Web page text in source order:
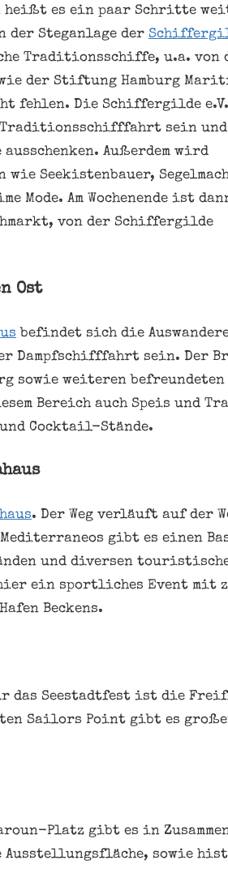
heißt es ein paar Schritte
der Steganlage der
Traditionsschiffe, u.a. von
der Stiftung Hamburg
fehlen. Die Schiffergilde e.V.
Traditionsschifffahrt sein
Außerdem wird
wie Seekistenbauer,
Mode. Am Wochenende ist
von der Schiffergilde
Ost
befindet sich die
Dampfschifffahrt sein. Der
sowie weiteren
Bereich auch Speis und
Cocktail-Stände.
. Der Weg verläuft auf der
Mediterraneos gibt es einen
und diversen
ein sportliches Event mit
Beckens.
Seestadtfest ist die
Sailors Point gibt es
Platz gibt es in
Ausstellungsfläche, sowie